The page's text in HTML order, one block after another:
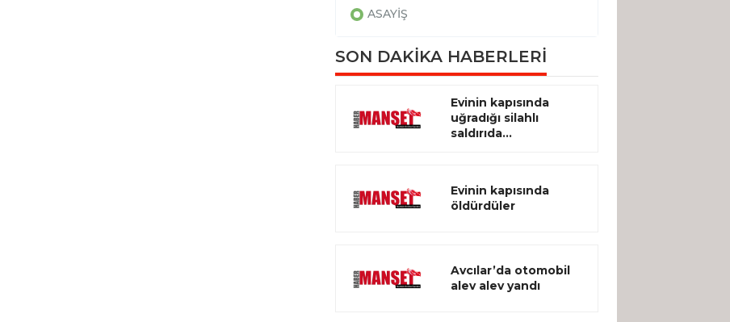
ASAYİŞ
SON DAKİKA HABERLERİ
Evinin kapısında
uğradığı silahlı
saldırıda...
Evinin kapısında
öldürdüler
Avcılar’da otomobil
alev alev yandı